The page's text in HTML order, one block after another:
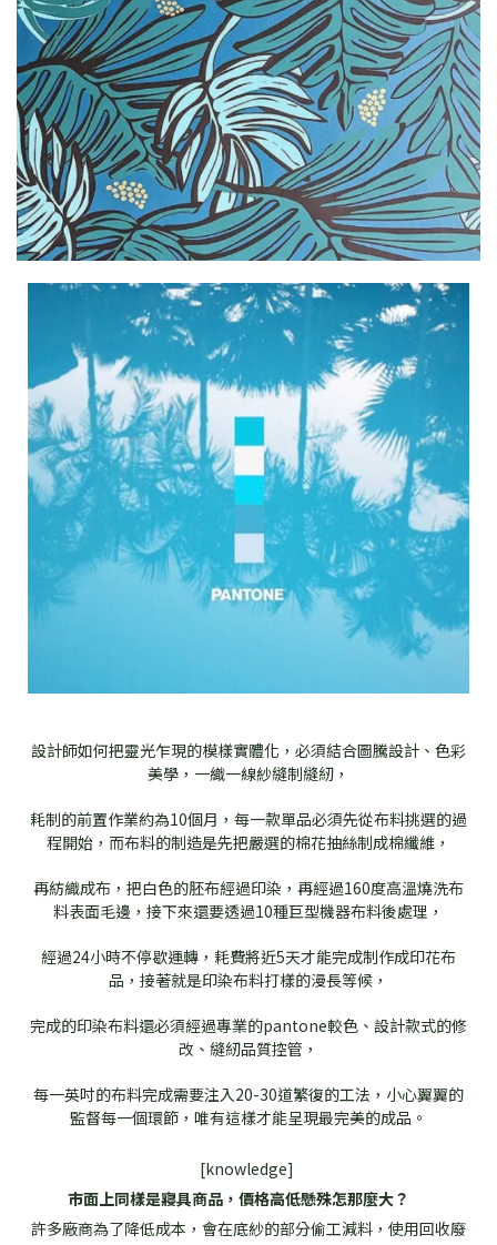
設計師如何把靈光乍現的模樣實體化，必須結合圖騰設計、色彩
美學，一織一線紗縫制縫紉，
耗制的前置作業約為10個月，每一款單品必須先從布料挑選的過
程開始，而布料的制造是先把嚴選的棉花抽絲制成棉纖維，
再紡織成布，把白色的胚布經過印染，再經過160度高溫燒洗布
料表面毛邊，接下來還要透過10種巨型機器布料後處理，
經過24小時不停歇運轉，耗費將近5天才能完成制作成印花布
品，接著就是印染布料打樣的漫長等候，
完成的印染布料還必須經過專業的pantone較色、設計款式的修
改、縫紉品質控管，
每一英吋的布料完成需要注入20-30道繁復的工法，小心翼翼的
監督每一個環節，唯有這樣才能呈現最完美的成品。
[knowledge]
市面上同樣是寢具商品，價格高低懸殊怎那麼大？
許多廠商為了降低成本，會在底紗的部分偷工減料，使用回收廢